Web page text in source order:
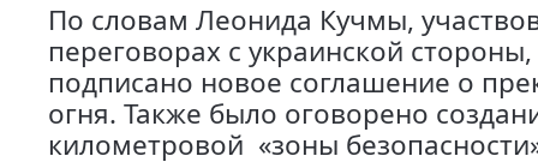
По словам Леонида Кучмы,
переговорах с украинской
подписано новое соглашение о
огня. Также было оговорено
километровой «зоны